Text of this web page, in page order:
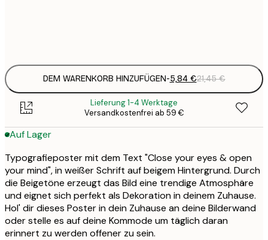
DEM WARENKORB HINZUFÜGEN-5,84 €21,45 €
Lieferung 1-4 Werktage
Versandkostenfrei ab 59 €
Auf Lager
Typografieposter mit dem Text "Close your eyes & open
your mind", in weißer Schrift auf beigem Hintergrund. Durch
die Beigetöne erzeugt das Bild eine trendige Atmosphäre
und eignet sich perfekt als Dekoration in deinem Zuhause.
Hol' dir dieses Poster in dein Zuhause an deine Bilderwand
oder stelle es auf deine Kommode um täglich daran
erinnert zu werden offener zu sein.